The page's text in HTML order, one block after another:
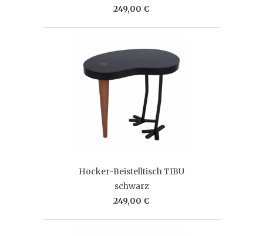
249,00 €
Hocker-Beistelltisch TIBU
schwarz
249,00 €